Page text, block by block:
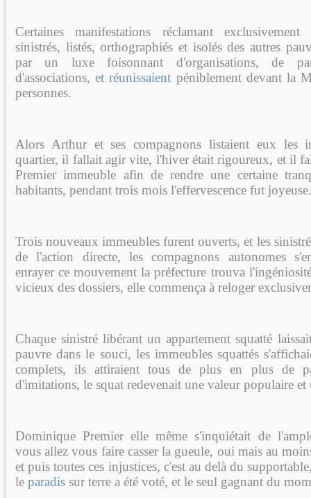
Certaines manifestations réclamant
sinistrés, listés, orthographiés et isolés des autres
par un luxe foisonnant d'organisations, de
d'associations, et réunissaient péniblement devant la
personnes.
Alors Arthur et ses compagnons listaient eux les
quartier, il fallait agir vite, l'hiver était rigoureux, et il
Premier immeuble afin de rendre une certaine
habitants, pendant trois mois l'effervescence fut joyeuse.
Trois nouveaux immeubles furent ouverts, et les
de l'action directe, les compagnons autonomes
enrayer ce mouvement la préfecture trouva
vicieux des dossiers, elle commença à reloger
Chaque sinistré libérant un appartement squatté
pauvre dans le souci, les immeubles squattés
complets, ils attiraient tous de plus en plus de
d'imitations, le squat redevenait une valeur populaire et
Dominique Premier elle même s'inquiétait de
vous allez vous faire casser la gueule, oui mais au
et puis toutes ces injustices, c'est au delà du
le paradis sur terre a été voté, et le seul gagnant du